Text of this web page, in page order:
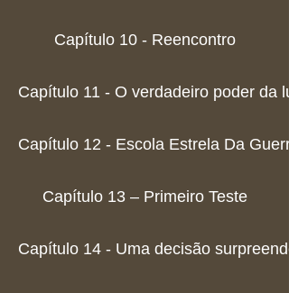
Capítulo 10 - Reencontro
Capítulo 11 - O verdadeiro poder da
Capítulo 12 - Escola Estrela Da
Capítulo 13 – Primeiro Teste
Capítulo 14 - Uma decisão